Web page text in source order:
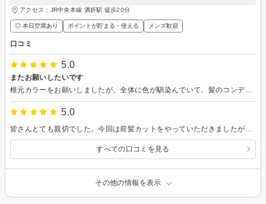
アクセス：JR中央本線 酒折駅 徒歩20分
◎ 本日空席あり ポイントが貯まる・使える メンズ歓迎
口コミ
5.0
またお願いしたいです
根元カラーをお願いしましたが、全体に色が馴染んでいて、髪のコンディションも絶好調です！
5.0
すべての口コミを見る
その他の情報を表示